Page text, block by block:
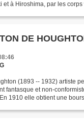
et à Hiroshima, par les
DE
(1893 -- 1932) artiste
fantasque et non-
1910 elle obtient une